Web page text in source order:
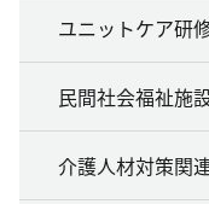
ユニットケア研
民間社会福祉施
介護人材対策関